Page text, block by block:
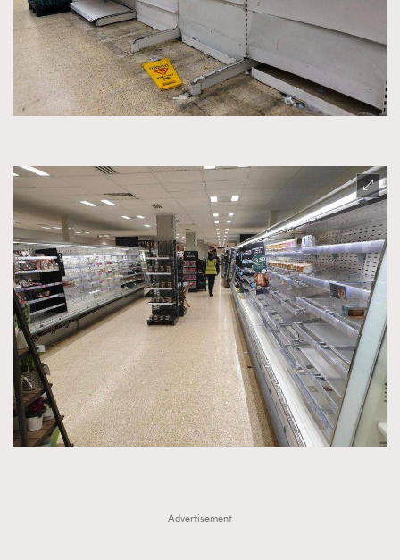
TRENDING
AFrenchMind
DressLikeAParisienne
EmpowerF
FashionWeek FigaroAesthetic
Advertisement